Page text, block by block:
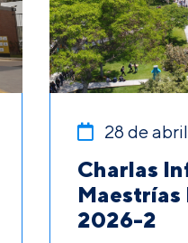
28 de
Charlas
Maestrías
2026-2